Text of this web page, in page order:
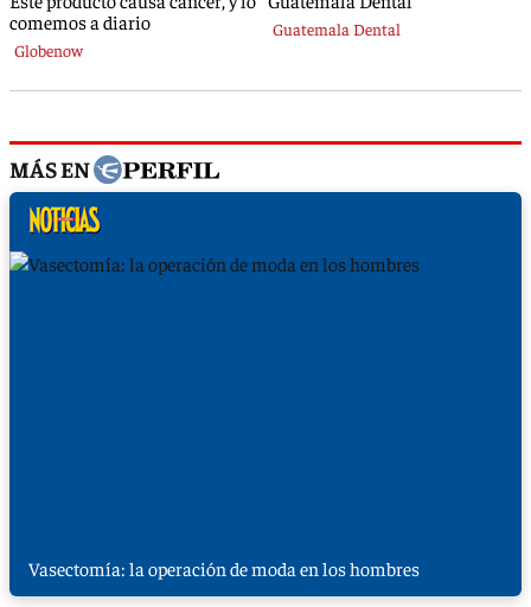
MÁS EN
Vasectomía: la operación de moda en los hombres